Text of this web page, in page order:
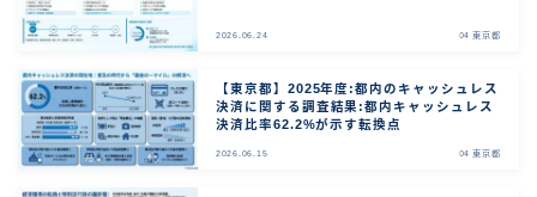
2026.06.24 04 東京都
【東京都】2025年度:都内のキャッシュレス
決済に関する調査結果:都内キャッシュレス
決済比率62.2%が示す転換点
2026.06.15 04 東京都